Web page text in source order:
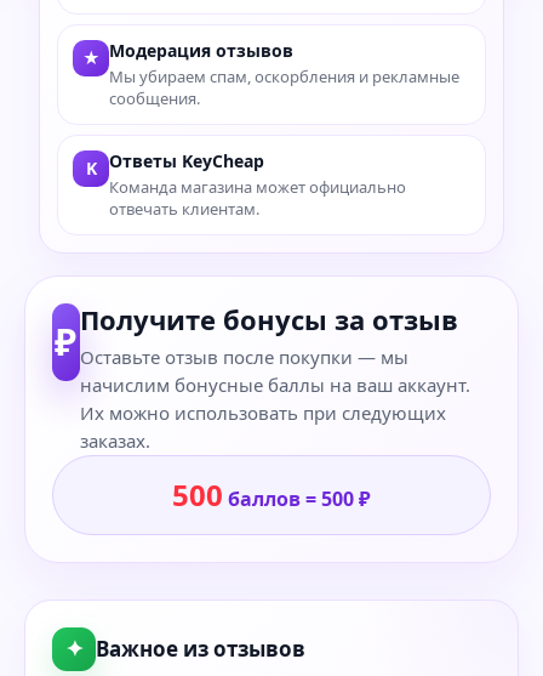
★ Модерация отзывов
Мы убираем спам, оскорбления и рекламные
сообщения.
K Ответы KeyCheap
Команда магазина может официально
отвечать клиентам.
₽Получите бонусы за отзыв
Оставьте отзыв после покупки — мы
начислим бонусные баллы на ваш аккаунт.
Их можно использовать при следующих
заказах.
500 баллов = 500 ₽
✦ Важное из отзывов